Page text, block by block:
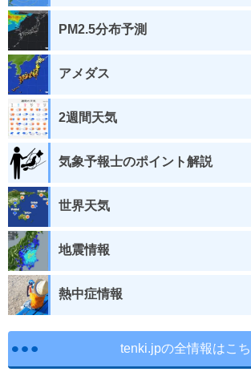
PM2.5分布予測
アメダス
2週間天気
気象予報士のポイント解説
世界天気
地震情報
熱中症情報
tenki.jpの全情報はこ